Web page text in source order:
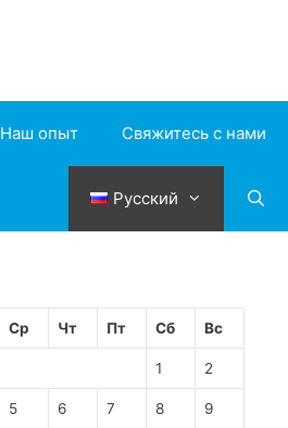
Наш опыт Свяжитесь с нами
Русский
Ср Чт Пт Сб Вс
1 2
5 6 7 8 9